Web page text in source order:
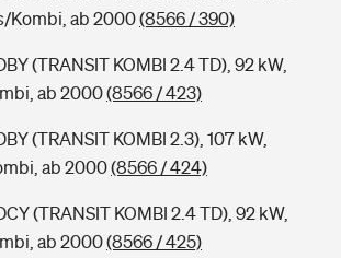
Kombi, ab 2000(8566 / 390)
(TRANSIT KOMBI 2.4 TD), 92 kW,
ab 2000(8566 / 423)
(TRANSIT KOMBI 2.3), 107 kW,
ab 2000(8566 / 424)
(TRANSIT KOMBI 2.4 TD), 92 kW,
ab 2000(8566 / 425)